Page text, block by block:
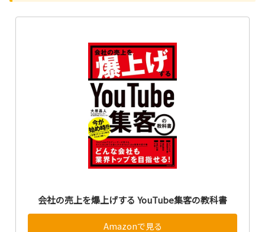
会社の売上を爆上げする YouTube集客の教科書
Amazonで見る